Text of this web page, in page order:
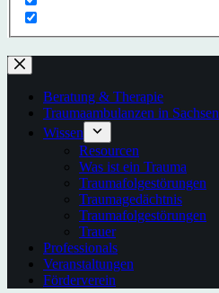
Beratung & Therapie
Traumaambulanzen in Sachsen
Wissen
Resourcen
Was ist ein Trauma
Traumafolgestörungen
Traumagedächtnis
Traumafolgestörungen
Trauer
Professionals
Veranstaltungen
Förderverein